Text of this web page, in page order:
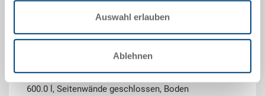
Auswahl erlauben
Ablehnen
Technische Daten
Palettenbehälter Schwerlast-PALOXE mit Stülpdeckel,
PE, Behälter silbergrau RAL 7001, Deckel dunkelgrau,
aussen 1200x1000x830 mm, innen 1120x920x600 mm,
600.0 l, Seitenwände geschlossen, Boden